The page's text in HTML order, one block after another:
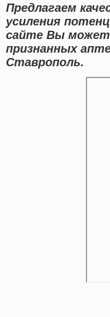
Предлагаем
усиления
сайте Вы
признанных
Ставрополь.